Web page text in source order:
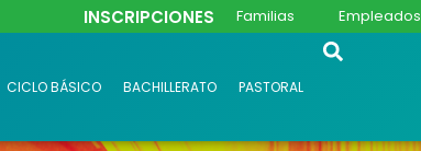
INSCRIPCIONES Familias Empleados
CICLO BÁSICO BACHILLERATO PASTORAL